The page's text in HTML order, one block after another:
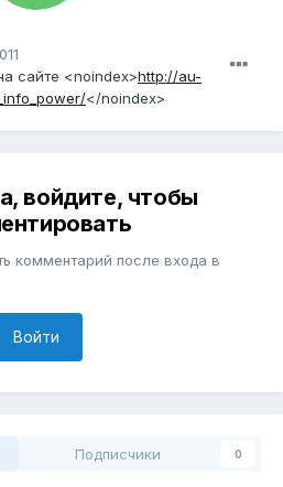
сайте <noindex>http://au-
</noindex>
войдите, чтобы
комментарий после входа в
Войти
Подписчики 0